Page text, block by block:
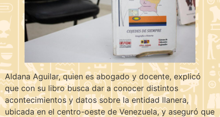
Aldana Aguilar, quien es abogado y docente, explicó
que con su libro busca dar a conocer distintos
acontecimientos y datos sobre la entidad llanera,
ubicada en el centro-oeste de Venezuela, y aseguró que